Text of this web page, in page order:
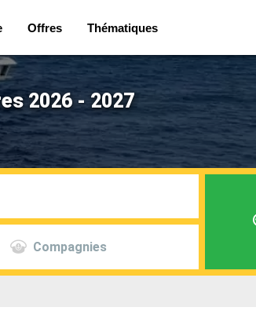
Offres Thématiques
2026 - 2027
Compagnies